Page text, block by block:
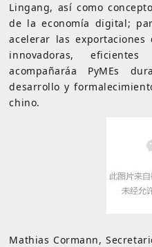
Lingang, así como
de la economía digital;
acelerar las
innovadoras,
acompañaráa PyMEs
desarrollo y
chino.
Mathias Cormann,